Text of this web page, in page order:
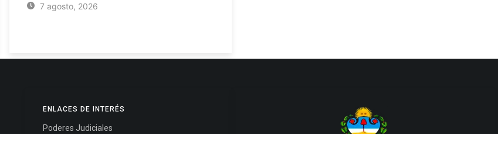
7 agosto, 2026
ENLACES DE INTERÉS
Poderes Judiciales